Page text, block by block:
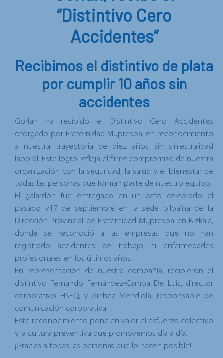
“Distintivo Cero
Accidentes”
Recibimos el distintivo de plata
por cumplir 10 años sin
accidentes
Gorlan ha recibido el Distintivo Cero Accidentes
otorgado por Fraternidad-Muprespa, en reconocimiento
a nuestra trayectoria de diez años sin siniestralidad
laboral. Este logro refleja el firme compromiso de nuestra
organización con la seguridad, la salud y el bienestar de
todas las personas que forman parte de nuestro equipo.
El galardón fue entregado en un acto celebrado el
pasado v17 de septiembre en la sede bilbaína de la
Dirección Provincial de Fraternidad-Muprespa en Bizkaia,
donde se reconoció a las empresas que no han
registrado accidentes de trabajo ni enfermedades
profesionales en los últimos años.
En representación de nuestra compañía, recibieron el
distintivo Fernando Fernández-Campa De Luis, director
corporativo HSEQ, y Ainhoa Mendiola, responsable de
comunicación corporativa.
Este reconocimiento pone en valor el esfuerzo colectivo
y la cultura preventiva que promovemos día a día.
¡Gracias a todas las personas que lo hacen posible!